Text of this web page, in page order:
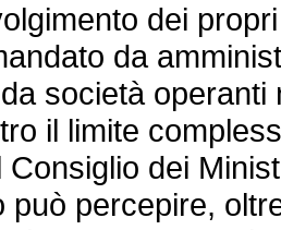
dei
da
società
il limite
Consiglio dei
può percepire,